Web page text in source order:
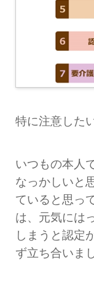
特に注意した
いつもの本人
なっかしいと
ていると思っ
は、元気には
しまうと認定
ず立ち合いま